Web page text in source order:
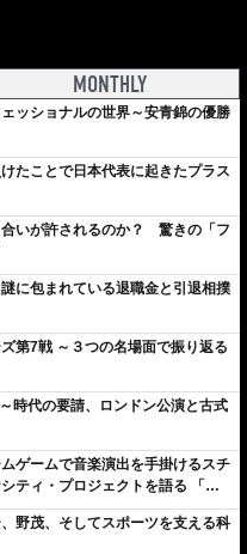
MONTHLY
ッショナルの世界～安青錦の優勝
たことで日本代表に起きたプラス
いが許されるのか？ 驚きの「フ
に包まれている退職金と引退相撲
第7戦 ～３つの名場面で振り返る
時代の要請、ロンドン公演と古式
ゲームで音楽演出を手掛けるスチ
ティ・プロジェクトを語る 「楽
ずっと成長曲線だから」
野茂、そしてスポーツを支える科